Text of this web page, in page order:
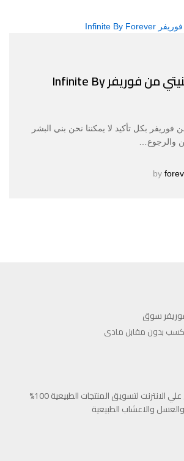
مجموعة انفنيتي من فوريفر Infinite By
فوريفر بكل تأكيد لا يمكننا نحن بني البشر
والرجوع…
بدون مقابل مادى
سوق فوريفر اول سوق علي الانترنت لتسويق المنتجات الطبيعية 100%
والاعشاب الطبيعية